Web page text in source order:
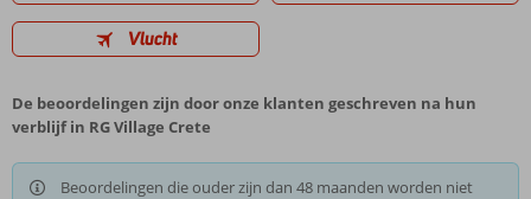
Vlucht
De beoordelingen zijn door onze klanten geschreven na hun
verblijf in RG Village Crete
Beoordelingen die ouder zijn dan 48 maanden worden niet